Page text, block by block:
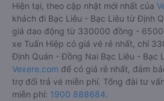
Hiện tại, theo cập nhật mới nhất của
khách đi Bạc Liêu - Bạc Liêu từ Định
giá dao động từ 330000 đồng -
xe Tuấn Hiệp có giá vé rẻ nhất, chỉ
Định Quán - Đồng Nai Bạc Liêu - Bạc
Vexere.com để có giá rẻ nhất, đảm
trợ đổi trả vé miễn phí. Tổng đài tư
miễn phí: 1900 888684.